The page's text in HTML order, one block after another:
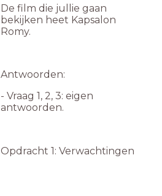
De film die jullie gaan
bekijken heet Kapsalon
Romy.
Antwoorden:
- Vraag 1, 2, 3: eigen
antwoorden.
Opdracht 1: Verwachtingen